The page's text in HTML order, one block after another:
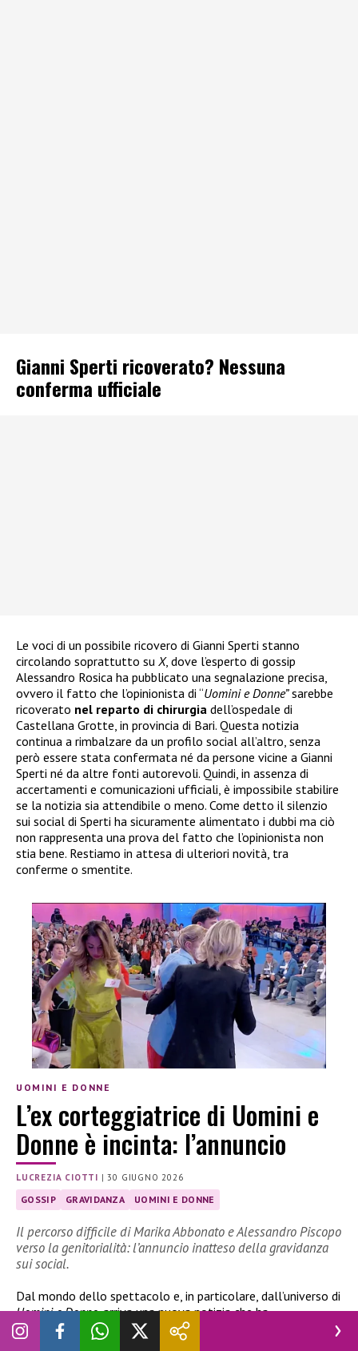
Gianni Sperti ricoverato? Nessuna
conferma ufficiale
Le voci di un possibile ricovero di Gianni Sperti stanno
circolando soprattutto su X, dove l’esperto di gossip
Alessandro Rosica ha pubblicato una segnalazione precisa,
ovvero il fatto che l’opinionista di “Uomini e Donne”sarebbe
ricoverato nel reparto di chirurgia dell’ospedale di
Castellana Grotte, in provincia di Bari. Questa notizia
continua a rimbalzare da un profilo social all’altro, senza
però essere stata confermata né da persone vicine a Gianni
Sperti né da altre fonti autorevoli. Quindi, in assenza di
accertamenti e comunicazioni ufficiali, è impossibile stabilire
se la notizia sia attendibile o meno. Come detto il silenzio
sui social di Sperti ha sicuramente alimentato i dubbi ma ciò
non rappresenta una prova del fatto che l’opinionista non
stia bene. Restiamo in attesa di ulteriori novità, tra
conferme o smentite.
UOMINI E DONNE
L’ex corteggiatrice di Uomini e
Donne è incinta: l’annuncio
LUCREZIA CIOTTI |30 GIUGNO 2026
GOSSIP GRAVIDANZA UOMINI E DONNE
Il percorso difficile di Marika Abbonato e Alessandro Piscopo
verso la genitorialità: l’annuncio inatteso della gravidanza
sui social.
Dal mondo dello spettacolo e, in particolare, dall’universo di
Uomini e Donne, arriva una nuova notizia che ha
immediatamente attirato l’attenzione del pubblico. L’ex
corteggiatriceMarika Abbonato